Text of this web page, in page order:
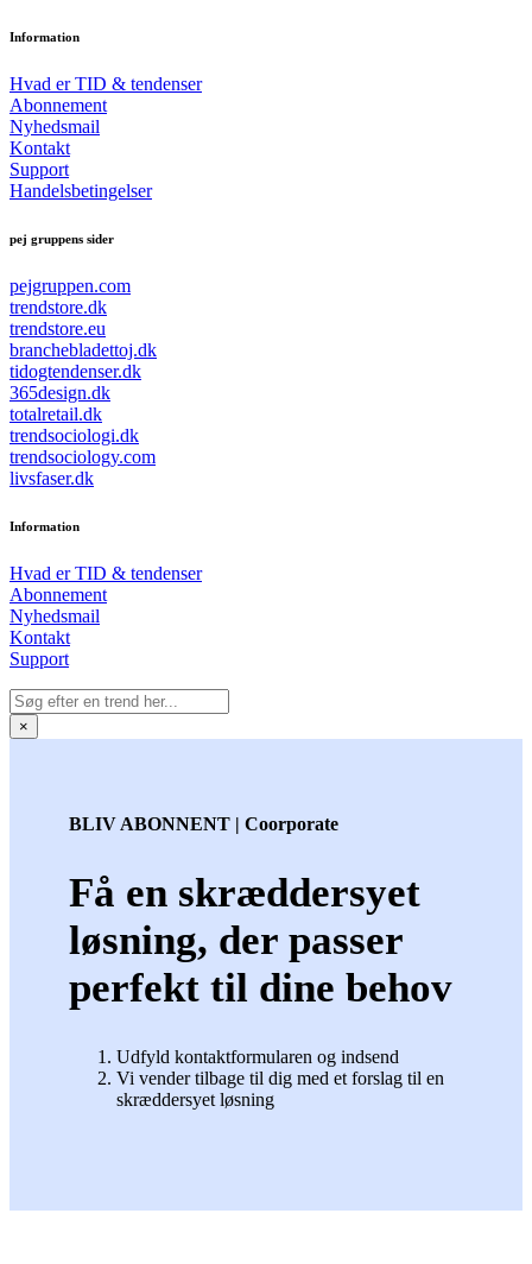
Information
Hvad er TID & tendenser
Abonnement
Nyhedsmail
Kontakt
Support
Handelsbetingelser
pej gruppens sider
pejgruppen.com
trendstore.dk
trendstore.eu
branchebladettoj.dk
tidogtendenser.dk
365design.dk
totalretail.dk
trendsociologi.dk
trendsociology.com
livsfaser.dk
Information
Hvad er TID & tendenser
Abonnement
Nyhedsmail
Kontakt
Support
×
BLIV ABONNENT | Coorporate
Få en skræddersyet
løsning, der passer
perfekt til dine behov
Udfyld kontaktformularen og indsend
Vi vender tilbage til dig med et forslag til en
skræddersyet løsning